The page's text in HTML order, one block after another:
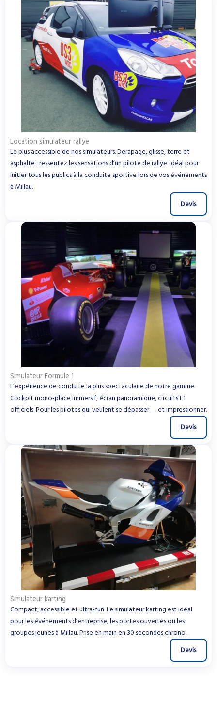
Location simulateur rallye
Le plus accessible de nos simulateurs. Dérapage, glisse, terre et
asphalte : ressentez les sensations d’un pilote de rallye. Idéal pour
initier tous les publics à la conduite sportive lors de vos événements
à Millau.
Devis
Simulateur Formule 1
L’expérience de conduite la plus spectaculaire de notre gamme.
Cockpit mono-place immersif, écran panoramique, circuits F1
officiels. Pour les pilotes qui veulent se dépasser — et impressionner.
Devis
Simulateur karting
Compact, accessible et ultra-fun. Le simulateur karting est idéal
pour les événements d’entreprise, les portes ouvertes ou les
groupes jeunes à Millau. Prise en main en 30 secondes chrono.
Devis